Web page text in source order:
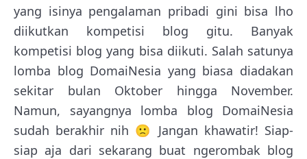
yang isinya pengalaman pribadi gini bisa lho
diikutkan kompetisi blog gitu. Banyak
kompetisi blog yang bisa diikuti. Salah satunya
lomba blog DomaiNesia yang biasa diadakan
sekitar bulan Oktober hingga November.
Namun, sayangnya lomba blog DomaiNesia
sudah berakhir nih 🙁 Jangan khawatir! Siap-
siap aja dari sekarang buat ngerombak blog